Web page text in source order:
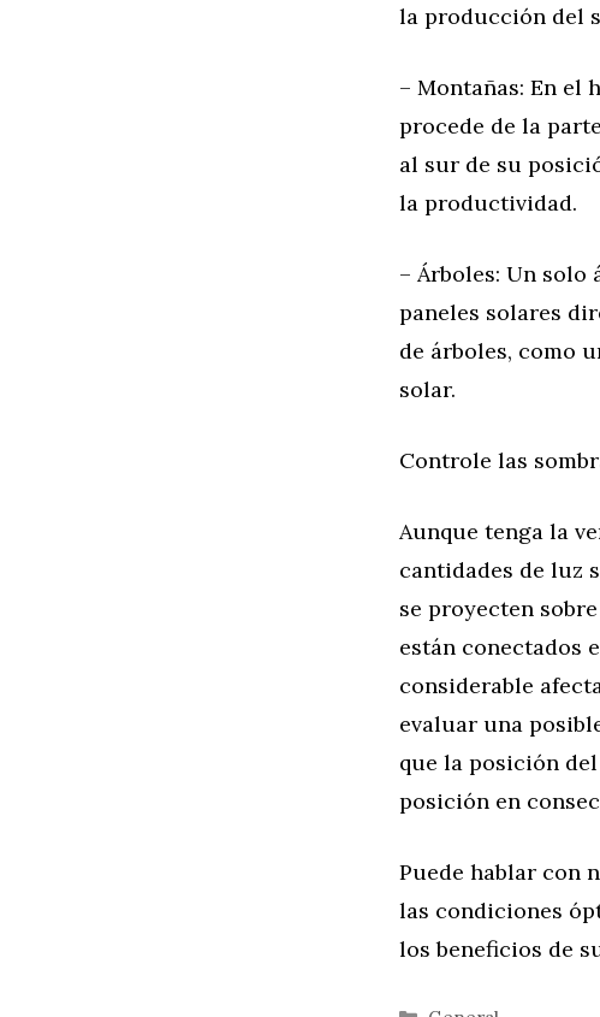
la producción del
– Montañas: En el
procede de la
al sur de su
la productividad.
– Árboles: Un solo
paneles solares
de árboles, como
solar.
Controle las
Aunque tenga la
cantidades de luz
se proyecten
están conectados
considerable
evaluar una
que la posición
posición en
Puede hablar con
las condiciones
los beneficios de